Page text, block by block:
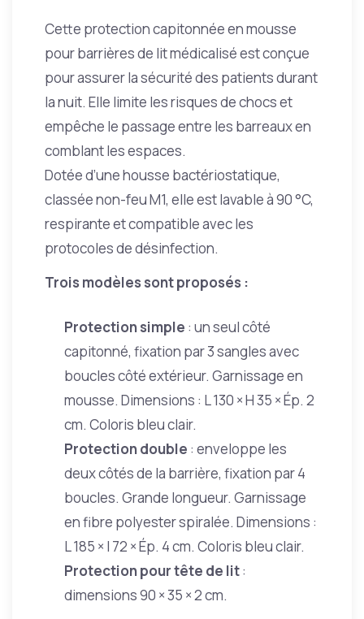
Cette protection capitonnée en mousse
pour barrières de lit médicalisé est conçue
pour assurer la sécurité des patients durant
la nuit. Elle limite les risques de chocs et
empêche le passage entre les barreaux en
comblant les espaces.
Dotée d’une housse bactériostatique,
classée non-feu M1, elle est lavable à 90 °C,
respirante et compatible avec les
protocoles de désinfection.
Trois modèles sont proposés :
Protection simple : un seul côté
capitonné, fixation par 3 sangles avec
boucles côté extérieur. Garnissage en
mousse. Dimensions : L 130 × H 35 × Ép. 2
cm. Coloris bleu clair.
Protection double : enveloppe les
deux côtés de la barrière, fixation par 4
boucles. Grande longueur. Garnissage
en fibre polyester spiralée. Dimensions :
L 185 × l 72 × Ép. 4 cm. Coloris bleu clair.
Protection pour tête de lit:
dimensions 90 × 35 × 2 cm.